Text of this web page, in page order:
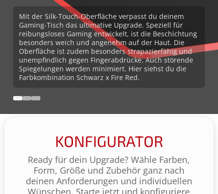
Mit der Silk-Touch-Oberfläche verpasst du deinem
Gaming-Tisch das ultimative Upgrade. Speziell für
reibungsloses Gaming entwickelt, ist die Beschichtung
besonders weich und angenehm auf der Haut. Die
Oberfläche ist zudem besonders strapazierfähig und
unempfindlich gegen Fingerabdrücke. Auch störende
Spiegelungen werden minimiert. Hier siehst du die
Farbkombination Schwarz x Fire Red.
KONFIGURATOR
Ready für dein Upgrade? Wähle Farben,
Form, Größe und Zubehör ganz nach
deinen Anforderungen und individuellen
Wünschen. Starte jetzt und konfiguriere